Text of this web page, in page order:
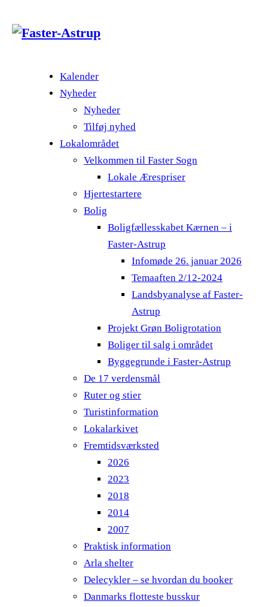
Kalender
Nyheder
Nyheder
Tilføj nyhed
Lokalområdet
Velkommen til Faster Sogn
Lokale Ærespriser
Hjertestartere
Bolig
Boligfællesskabet Kærnen – i
Faster-Astrup
Infomøde 26. januar 2026
Temaaften 2/12-2024
Landsbyanalyse af Faster-
Astrup
Projekt Grøn Boligrotation
Boliger til salg i området
Byggegrunde i Faster-Astrup
De 17 verdensmål
Ruter og stier
Turistinformation
Lokalarkivet
Fremtidsværksted
2026
2023
2018
2014
2007
Praktisk information
Arla shelter
Delecykler – se hvordan du booker
Danmarks flotteste busskur